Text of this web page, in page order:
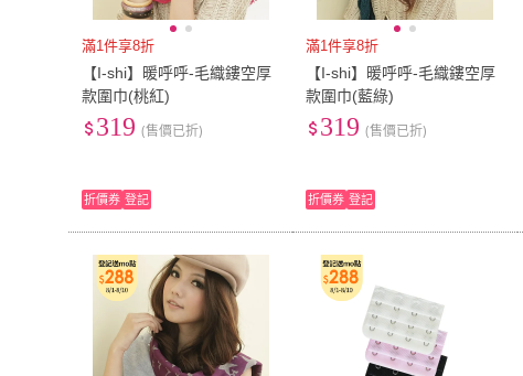
滿1件享8折
【I-shi】暖呼呼-毛織鏤空厚
款圍巾(桃紅)
319 (售價已折)
折價券 登記
滿1件享8折
【I-shi】暖呼呼-毛織鏤空厚
款圍巾(藍綠)
319 (售價已折)
折價券 登記